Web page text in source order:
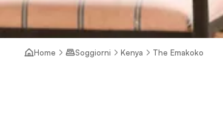
Home Soggiorni Kenya The Emakoko